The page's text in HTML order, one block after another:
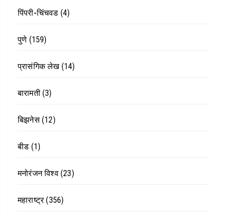
पिंपरी-चिंचवड (4)
पुणे (159)
प्रासंगिक लेख(14)
बारामती(3)
बिझनेस(12)
बीड (1)
मनोरंजन विश्व(23)
महाराष्ट्र(356)